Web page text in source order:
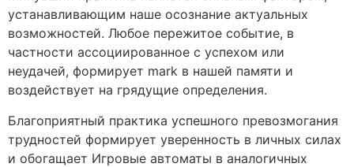
устанавливающим наше осознание актуальных
возможностей. Любое пережитое событие, в
частности ассоциированное с успехом или
неудачей, формирует mark в нашей памяти и
воздействует на грядущие определения.
Благоприятный практика успешного превозмогания
трудностей формирует уверенность в личных силах
и обогащает Игровые автоматы в аналогичных